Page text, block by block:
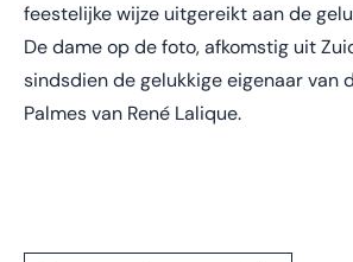
feestelijke wijze uitgereikt aan de
De dame op de foto, afkomstig uit
sindsdien de gelukkige eigenaar van
Palmes van René Lalique.